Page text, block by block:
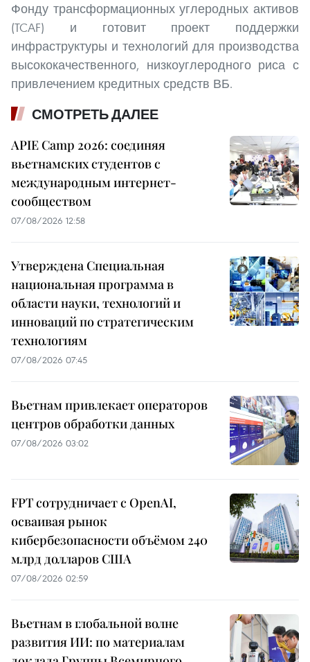
Фонду трансформационных углеродных активов
(TCAF) и готовит проект поддержки
инфраструктуры и технологий для производства
высококачественного, низкоуглеродного риса с
привлечением кредитных средств ВБ.
СМОТРЕТЬ ДАЛЕЕ
APIE Camp 2026: соединяя
вьетнамских студентов с
международным интернет-
сообществом
07/08/2026 12:58
Утверждена Специальная
национальная программа в
области науки, технологий и
инноваций по стратегическим
технологиям
07/08/2026 07:45
Вьетнам привлекает операторов
центров обработки данных
07/08/2026 03:02
FPT сотрудничает с OpenAI,
осваивая рынок
кибербезопасности объёмом 240
млрд долларов США
07/08/2026 02:59
Вьетнам в глобальной волне
развития ИИ: по материалам